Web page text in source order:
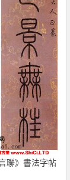
聯》書法字帖